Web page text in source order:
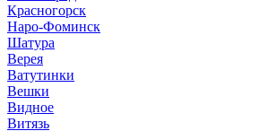
Красногорск
Наро-Фоминск
Шатура
Верея
Ватутинки
Вешки
Видное
Витязь